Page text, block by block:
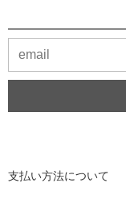
支払い方法について